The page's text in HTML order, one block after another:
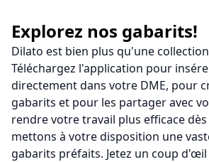
Tarifs
Télécharger
App web
S'inscrire
Explorez nos gabarits!
Dilato est bien plus qu'une
Téléchargez l'application pour
directement dans votre DME, pour
gabarits et pour les partager avec
rendre votre travail plus efficace
mettons à votre disposition une
gabarits préfaits. Jetez un coup